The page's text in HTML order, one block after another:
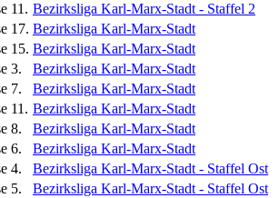
11. Bezirksliga Karl-Marx-Stadt - Staffel 2
17. Bezirksliga Karl-Marx-Stadt
15. Bezirksliga Karl-Marx-Stadt
3.
Bezirksliga Karl-Marx-Stadt
7.
Bezirksliga Karl-Marx-Stadt
11. Bezirksliga Karl-Marx-Stadt
8.
Bezirksliga Karl-Marx-Stadt
6.
Bezirksliga Karl-Marx-Stadt
4.
Bezirksliga Karl-Marx-Stadt - Staffel Ost
5.
Bezirksliga Karl-Marx-Stadt - Staffel Ost